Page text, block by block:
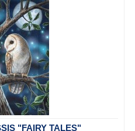
"FAIRY TALES"